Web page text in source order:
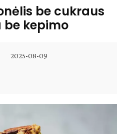
be cukraus
kepimo
2025-08-09